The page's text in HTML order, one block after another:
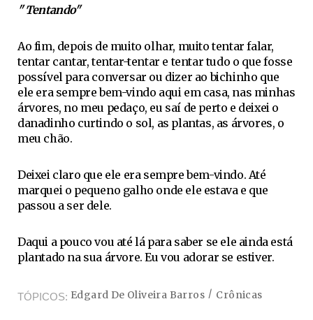
" Tentando"
Ao fim, depois de muito olhar, muito tentar falar,
tentar cantar, tentar-tentar e tentar tudo o que fosse
possível para conversar ou dizer ao bichinho que
ele era sempre bem-vindo aqui em casa, nas minhas
árvores, no meu pedaço, eu saí de perto e deixei o
danadinho curtindo o sol, as plantas, as árvores, o
meu chão.
Deixei claro que ele era sempre bem-vindo. Até
marquei o pequeno galho onde ele estava e que
passou a ser dele.
Daqui a pouco vou até lá para saber se ele ainda está
plantado na sua árvore. Eu vou adorar se estiver.
TÓPICOS Edgard De Oliveira Barros Crônicas